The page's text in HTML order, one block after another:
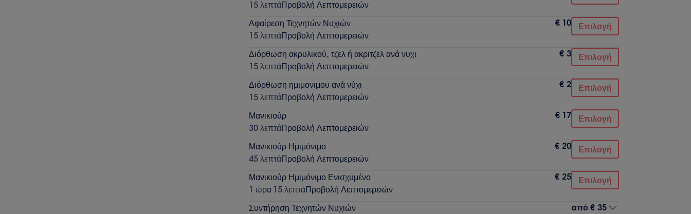
15 λεπτάΠροβολή Λεπτομερειών
Αφαίρεση Τεχνητών Νυχιών
15 λεπτάΠροβολή Λεπτομερειών
€ 10 Επιλογή
Διόρθωση ακρυλικού, τζελ ή ακριτζελ ανά νυχι
15 λεπτάΠροβολή Λεπτομερειών
€ 3 Επιλογή
Διόρθωση ημιμονιμου ανά νύχι
15 λεπτάΠροβολή Λεπτομερειών
€ 2 Επιλογή
Μανικιούρ
30 λεπτάΠροβολή Λεπτομερειών
€ 17 Επιλογή
Μανικιούρ Ημιμόνιμο
45 λεπτάΠροβολή Λεπτομερειών
€ 20 Επιλογή
Μανικιούρ Ημιμόνιμο Ενισχυμένο
1 ώρα 15 λεπτάΠροβολή Λεπτομερειών
€ 25 Επιλογή
Συντήρηση Τεχνητών Νυχιών
από € 35